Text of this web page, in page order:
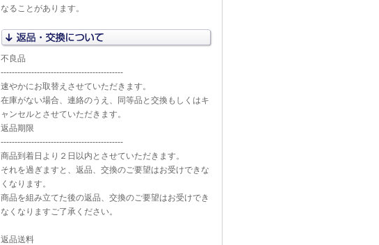
なることがあります。
不良品
--------------------------------------------
速やかにお取替えさせていただきます。
在庫がない場合、連絡のうえ、同等品と交換もしくはキ
ャンセルとさせていただきます。
返品期限
--------------------------------------------
商品到着日より２日以内とさせていただきます。
それを過ぎますと、返品、交換のご要望はお受けできな
くなります。
商品を組み立てた後の返品、交換のご要望はお受けでき
なくなりますご了承ください。
返品送料